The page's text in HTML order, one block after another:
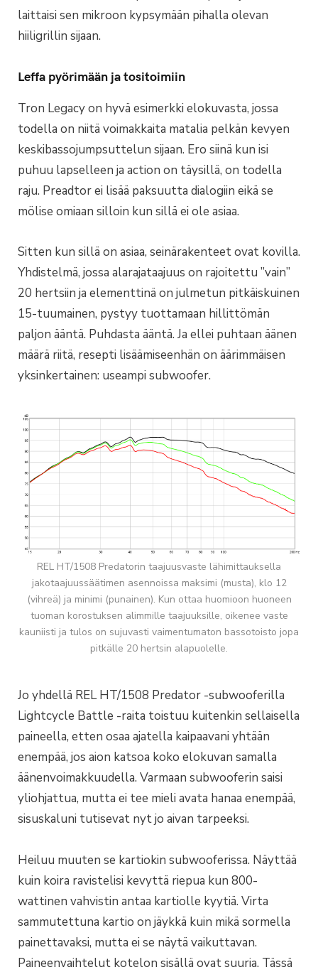
laittaisi sen mikroon kypsymään pihalla olevan
hiiligrillin sijaan.
Leffa pyörimään ja tositoimiin
Tron Legacy on hyvä esimerkki elokuvasta, jossa
todella on niitä voimakkaita matalia pelkän kevyen
keskibassojumpsuttelun sijaan. Ero siinä kun isi
puhuu lapselleen ja action on täysillä, on todella
raju. Preadtor ei lisää paksuutta dialogiin eikä se
mölise omiaan silloin kun sillä ei ole asiaa.
Sitten kun sillä on asiaa, seinärakenteet ovat kovilla.
Yhdistelmä, jossa alarajataajuus on rajoitettu ”vain”
20 hertsiin ja elementtinä on julmetun pitkäiskuinen
15-tuumainen, pystyy tuottamaan hillittömän
paljon ääntä. Puhdasta ääntä. Ja ellei puhtaan äänen
määrä riitä, resepti lisäämiseenhän on äärimmäisen
yksinkertainen: useampi subwoofer.
REL HT/1508 Predatorin taajuusvaste lähimittauksella
jakotaajuussäätimen asennoissa maksimi (musta), klo 12
(vihreä) ja minimi (punainen). Kun ottaa huomioon huoneen
tuoman korostuksen alimmille taajuuksille, oikenee vaste
kauniisti ja tulos on sujuvasti vaimentumaton bassotoisto jopa
pitkälle 20 hertsin alapuolelle.
Jo yhdellä REL HT/1508 Predator -subwooferilla
Lightcycle Battle -raita toistuu kuitenkin sellaisella
paineella, etten osaa ajatella kaipaavani yhtään
enempää, jos aion katsoa koko elokuvan samalla
äänenvoimakkuudella. Varmaan subwooferin saisi
yliohjattua, mutta ei tee mieli avata hanaa enempää,
sisuskaluni tutisevat nyt jo aivan tarpeeksi.
Heiluu muuten se kartiokin subwooferissa. Näyttää
kuin koira ravistelisi kevyttä riepua kun 800-
wattinen vahvistin antaa kartiolle kyytiä. Virta
sammutettuna kartio on jäykkä kuin mikä sormella
painettavaksi, mutta ei se näytä vaikuttavan.
Paineenvaihtelut kotelon sisällä ovat suuria. Tässä